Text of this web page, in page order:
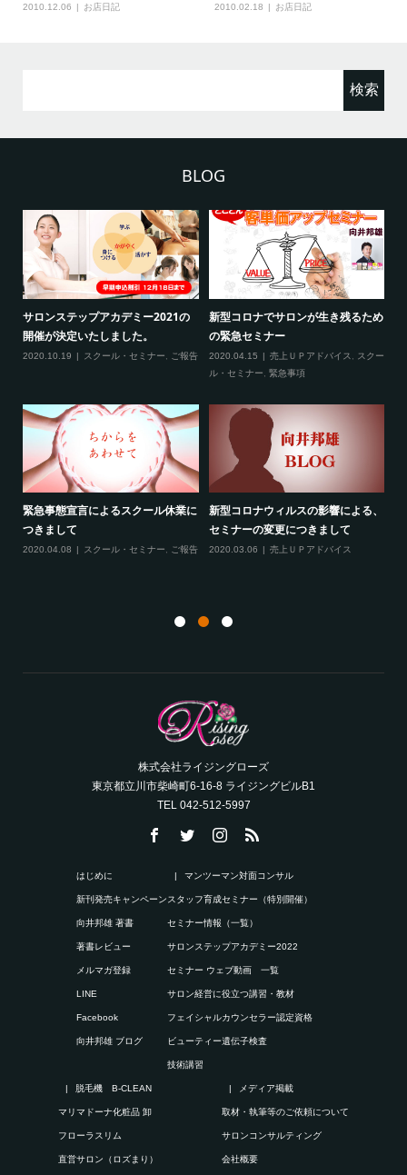
2010.12.06 お店日記 2010.02.18 お店日記
BLOG
サロンステップアカデミー2021の
開催が決定いたしました。
2020.10.19 スクール・セミナー ご報告
新型コロナでサロンが生き残るため
の緊急セミナー
2020.04.15 売上ＵＰアドバイス
スクー
ル・セミナー
緊急事項
緊急事態宣言によるスクール休業に
つきまして
2020.04.08 スクール・セミナー, ご報告
新型コロナウィルスの影響による、
セミナーの変更につきまして
2020.03.06 売上ＵＰアドバイス
株式会社ライジングローズ
東京都立川市柴崎町6-16-8 ライジングビルB1
TEL 042-512-5997
はじめに
新刊発売キャンペーン
向井邦雄 著書
著書レビュー
メルマガ登録
LINE
Facebook
向井邦雄 ブログ
マンツーマン対面コンサル
スタッフ育成セミナー（特別開催）
セミナー情報（一覧）
サロンステップアカデミー2022
セミナー ウェブ動画 一覧
サロン経営に役立つ講習・教材
フェイシャルカウンセラー認定資格
ビューティー遺伝子検査
技術講習
脱毛機 B-CLEAN
マリマドーナ化粧品 卸
フローラスリム
直営サロン（ロズまり）
メディア掲載
取材・執筆等のご依頼について
サロンコンサルティング
会社概要